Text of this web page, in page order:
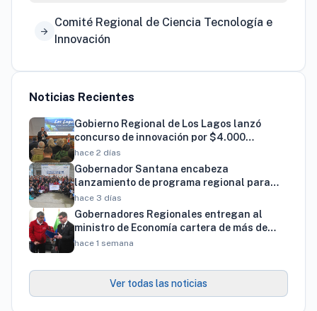
arrow_forward
Comité Regional de Ciencia Tecnología e
Innovación
Noticias Recientes
Gobierno Regional de Los Lagos lanzó
concurso de innovación por $4.000
millones para resolver brechas productivas
del territorio
hace 2 días
Gobernador Santana encabeza
lanzamiento de programa regional para
familias vinculadas al autismo
hace 3 días
Gobernadores Regionales entregan al
ministro de Economía cartera de más de
900 proyectos que proyectan generar
hace 1 semana
Ver todas las noticias